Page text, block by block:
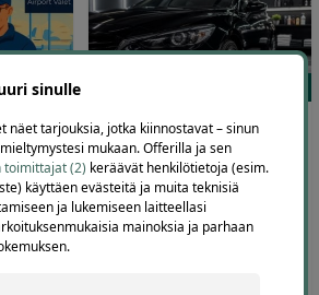
31
-15%
Auton käsinpesu,
sisäpuhdistus ja kevytvahaus
tai täysfixi | jopa -58 % |
Espoo, Juvanmalmi
Aya Autopesula Juvanmalmi,
Espoo
sinulle
näet tarjouksia, jotka kiinnostavat – sinun
mukaan. Offerilla ja sen
toimittajat (2) keräävät henkilötietoja (esim.
käyttäen evästeitä ja muita teknisiä
ja lukemiseen laitteellasi
mainoksia ja parhaan